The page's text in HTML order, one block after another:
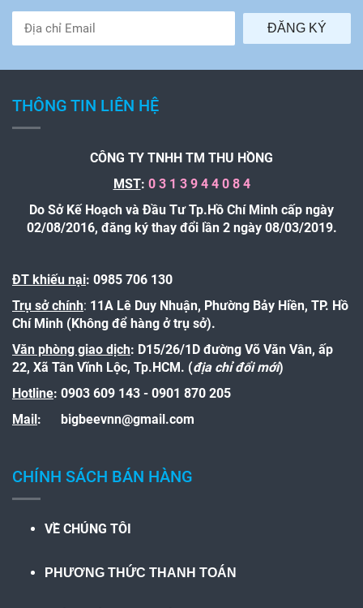
ĐĂNG KÝ
THÔNG TIN LIÊN HỆ
CÔNG TY TNHH TM THU HỒNG
MST: 0 3 1 3 9 4 4 0 8 4
Do Sở Kế Hoạch và Đầu Tư Tp.Hồ Chí Minh cấp ngày
02/08/2016, đăng ký thay đổi lần 2 ngày 08/03/2019.
ĐT khiếu nại: 0985 706 130
Trụ sở chính: 11A Lê Duy Nhuận, Phường Bảy Hiền, TP. Hồ
Chí Minh (Không để hàng ở trụ sở).
Văn phòng giao dịch: D15/26/1D đường Võ Văn Vân, ấp
22, Xã Tân Vĩnh Lộc, Tp.HCM. (địa chỉ đổi mới)
Hotline: 0903 609 143 - 0901 870 205
Mail: bigbeevnn@gmail.com
CHÍNH SÁCH BÁN HÀNG
VỀ CHÚNG TÔI
PHƯƠNG THỨC THANH TOÁN